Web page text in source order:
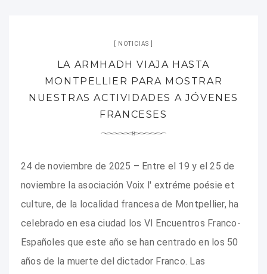
NOTICIAS
LA ARMHADH VIAJA HASTA
MONTPELLIER PARA MOSTRAR
NUESTRAS ACTIVIDADES A JÓVENES
FRANCESES
24 de noviembre de 2025 – Entre el 19 y el 25 de
noviembre la asociación Voix l' extréme poésie et
culture, de la localidad francesa de Montpellier, ha
celebrado en esa ciudad los VI Encuentros Franco-
Españoles que este año se han centrado en los 50
años de la muerte del dictador Franco. Las